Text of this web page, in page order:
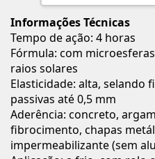
Informações Técnicas
Tempo de ação: 4 horas
Fórmula: com
raios solares
Elasticidade: alta, selando
passivas até 0,5 mm
Aderência: concreto,
fibrocimento, chapas
impermeabilizante (sem